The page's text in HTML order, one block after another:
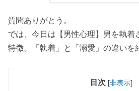
質問ありがとう。
では、今日は【男性心理】男を執着
特徴。「執着」と「溺愛」の違いを
目次 [非表示]